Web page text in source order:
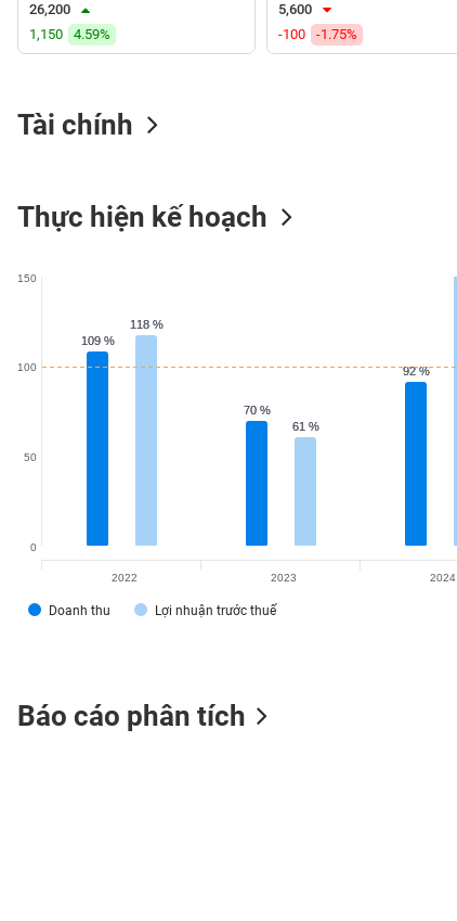
26,200
1,150
4.59%
5,600
-100
-1.75%
Tài chính
Thực hiện kế hoạch
109 %
109 %
70 %
70 %
92 %
92 %
118 %
118 %
61 %
61 %
Doanh thu Lợi nhuận trước thuế
0
50
100
150
2022 2023 2024
Báo cáo phân tích
VS-
SECTOR
DÙNG